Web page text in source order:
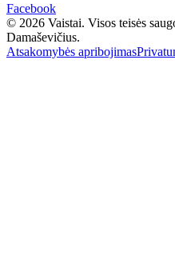
Facebook
© 2026 Vaistai. Visos teisės
Damaševičius.
Atsakomybės apribojimas